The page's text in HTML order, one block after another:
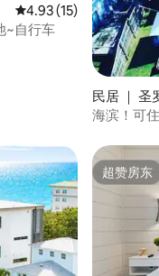
平均评分 4.93 分（满
4.93 (15)
~自行车
民居 ｜ 圣
osa Beach
海滨！可
超赞房东
超赞房东